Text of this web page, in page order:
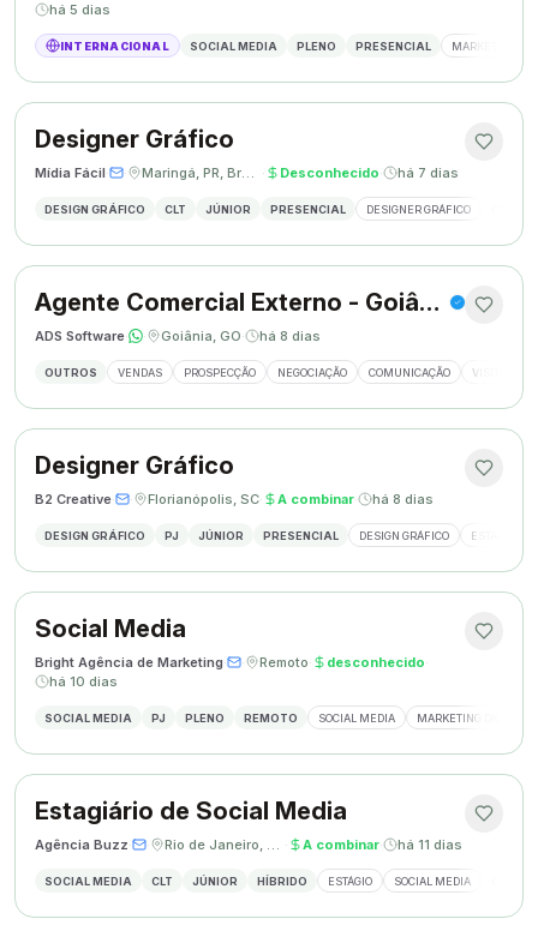
há 5 dias
INTERNACIONAL SOCIAL MEDIA PLENO PRESENCIAL MARKETING
Designer Gráfico
Mídia Fácil· · Maringá, PR, Brasil · Desconhecido· há 7 dias
DESIGN GRÁFICO CLT JÚNIOR PRESENCIAL DESIGNER GRÁFICO
Agente Comercial Externo - Goiânia
ADS Software· · Goiânia, GO· há 8 dias
OUTROS VENDAS PROSPECÇÃO NEGOCIAÇÃO COMUNICAÇÃO VISITAS
Designer Gráfico
B2 Creative· · Florianópolis, SC· A combinar· há 8 dias
DESIGN GRÁFICO PJ JÚNIOR PRESENCIAL DESIGN GRÁFICO ESTÁGIO
Social Media
Bright Agência de Marketing· · Remoto· desconhecido·
há 10 dias
SOCIAL MEDIA PJ PLENO REMOTO SOCIAL MEDIA MARKETING DIGITAL
Estagiário de Social Media
Agência Buzz· · Rio de Janeiro, Brasil · A combinar· há 11 dias
SOCIAL MEDIA CLT JÚNIOR HÍBRIDO ESTÁGIO SOCIAL MEDIA